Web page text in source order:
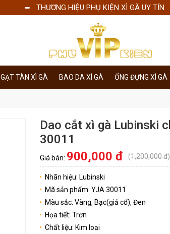
GẠT TÀN XÌ GÀ BAO DA XÌ GÀ ỐNG ĐỰNG XÌ GÀ
Dao cắt xì gà Lubinski
30011
Giá bán: 900,000 đ (1,200,000 đ)
Nhãn hiệu: Lubinski
Mã sản phẩm: YJA 30011
Màu sắc: Vàng, Bạc(giả cổ), Đen
Họa tiết: Trơn
Chất liệu: Kim loại
THƯƠNG HIỆU PHỤ KIỆN XÌ GÀ UY TÍN